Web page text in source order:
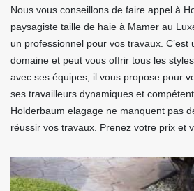
Nous vous conseillons de faire appel à
paysagiste taille de haie à Mamer au
un professionnel pour vos travaux.
domaine et peut vous offrir tous les
avec ses équipes, il vous propose pour
ses travailleurs dynamiques et
Holderbaum elagage ne manquent pas
réussir vos travaux. Prenez votre prix et